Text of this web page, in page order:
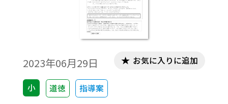
2023年06月29日
小 道徳 指導案
お気に入りに追加